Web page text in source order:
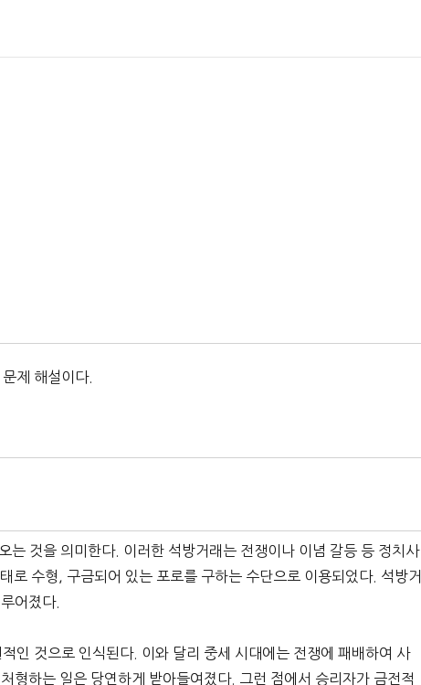
제 해설이다.
는 것을 의미한다. 이러한 석방거래는 전쟁이나 이념 갈등 등 정치사
로 수형, 구금되어 있는 포로를 구하는 수단으로 이용되었다. 석방거
어졌다.
인 것으로 인식된다. 이와 달리 중세 시대에는 전쟁에 패배하여 사
형하는 일은 당연하게 받아들여졌다. 그런 점에서 승리자가 금전적